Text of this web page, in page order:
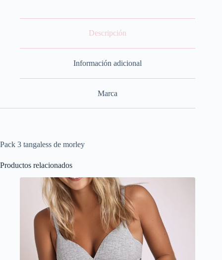
Descripción
Información adicional
Marca
Pack 3 tangaless de morley
Productos relacionados